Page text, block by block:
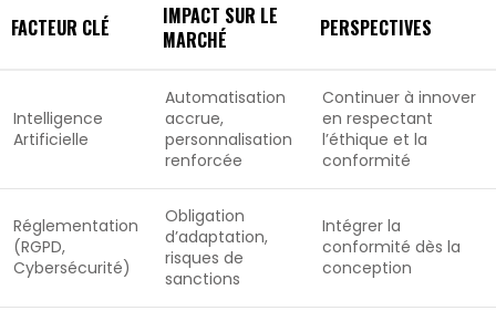
FACTEUR CLÉ
IMPACT SUR LE
MARCHÉ
PERSPECTIVES
Intelligence
Artificielle
Automatisation
accrue,
personnalisation
renforcée
Continuer à innover
en respectant
l’éthique et la
conformité
Réglementation
(RGPD,
Cybersécurité)
Obligation
d’adaptation,
risques de
sanctions
Intégrer la
conformité dès la
conception